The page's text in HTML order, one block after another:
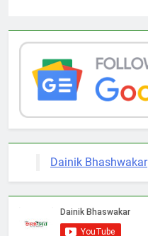
Dainik Bhashwakar